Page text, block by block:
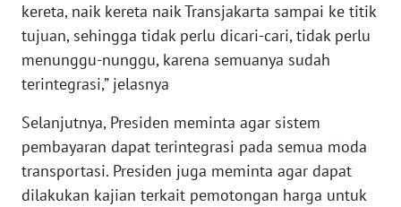
kereta, naik kereta naik Transjakarta sampai ke titik
tujuan, sehingga tidak perlu dicari-cari, tidak perlu
menunggu-nunggu, karena semuanya sudah
terintegrasi,” jelasnya
Selanjutnya, Presiden meminta agar sistem
pembayaran dapat terintegrasi pada semua moda
transportasi. Presiden juga meminta agar dapat
dilakukan kajian terkait pemotongan harga untuk
SULTRA
WN
WN
SULTENG